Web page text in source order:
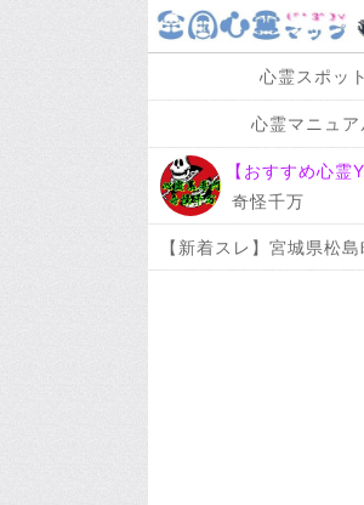
心霊スポット
心霊マニュア
【おすすめ心霊
奇怪千万
【新着スレ】宮城県松